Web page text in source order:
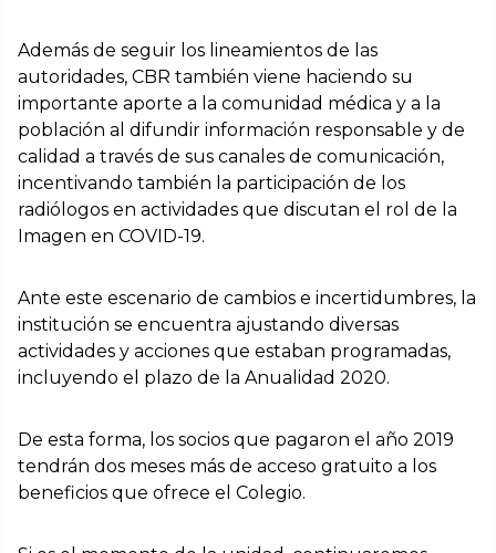
Además de seguir los lineamientos de las
autoridades, CBR también viene haciendo su
importante aporte a la comunidad médica y a la
población al difundir información responsable y de
calidad a través de sus canales de comunicación,
incentivando también la participación de los
radiólogos en actividades que discutan el rol de la
Imagen en COVID-19.
Ante este escenario de cambios e incertidumbres, la
institución se encuentra ajustando diversas
actividades y acciones que estaban programadas,
incluyendo el plazo de la Anualidad 2020.
De esta forma, los socios que pagaron el año 2019
tendrán dos meses más de acceso gratuito a los
beneficios que ofrece el Colegio.